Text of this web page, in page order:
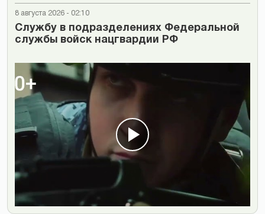
8 августа 2026 - 02:10
Cлужбу в подразделениях Федеральной
службы войск нацгвардии РФ